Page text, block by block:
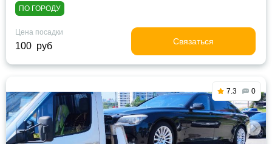
ПО ГОРОДУ
Цена посадки
100 руб Связаться
7.3 0